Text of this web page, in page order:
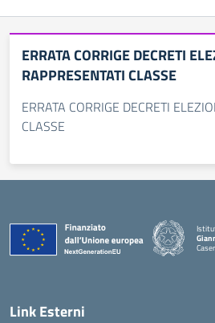
ERRATA CORRIGE DECRETI
RAPPRESENTATI CLASSE
ERRATA CORRIGE DECRETI
CLASSE
Link Esterni